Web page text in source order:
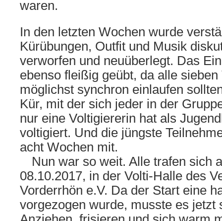
waren.
In den letzten Wochen wurde
Kürübungen, Outfit und Musik
verworfen und neuüberlegt. Das
ebenso fleißig geübt, da alle
möglichst synchron einlaufen
Kür, mit der sich jeder in der
nur eine Voltigiererin hat als
voltigiert. Und die jüngste
acht Wochen mit.
Nun war so weit. Alle trafen sich
08.10.2017, in der Volti-Halle des
Vorderrhön e.V. Da der Start eine
vorgezogen wurde, musste es jetzt